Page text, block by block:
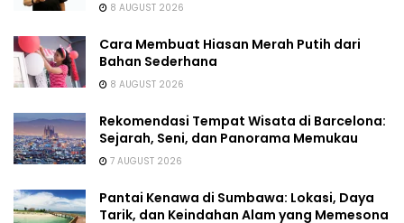
8 AUGUST 2026
Cara Membuat Hiasan Merah Putih dari
Bahan Sederhana
8 AUGUST 2026
Rekomendasi Tempat Wisata di Barcelona:
Sejarah, Seni, dan Panorama Memukau
7 AUGUST 2026
Pantai Kenawa di Sumbawa: Lokasi, Daya
Tarik, dan Keindahan Alam yang Memesona